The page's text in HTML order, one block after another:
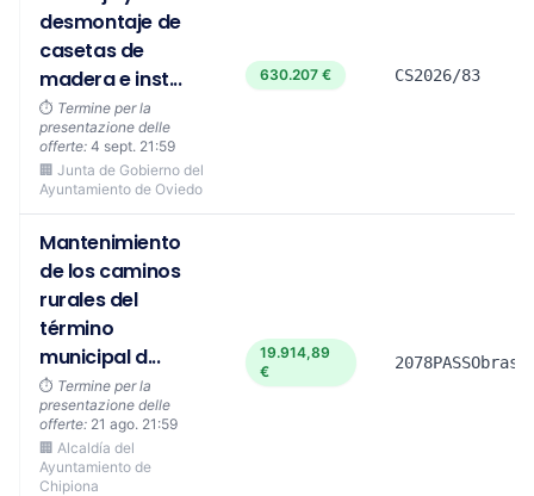
desmontaje de
casetas de
madera e inst...
⏱️ Termine per la
presentazione delle
offerte: 4 sept. 21:59
🏢 Junta de Gobierno del
Ayuntamiento de Oviedo
630.207 € CS2026/83
Mantenimiento
de los caminos
rurales del
término
municipal d...
⏱️ Termine per la
presentazione delle
offerte: 21 ago. 21:59
🏢 Alcaldía del
Ayuntamiento de
Chipiona
19.914,89
€